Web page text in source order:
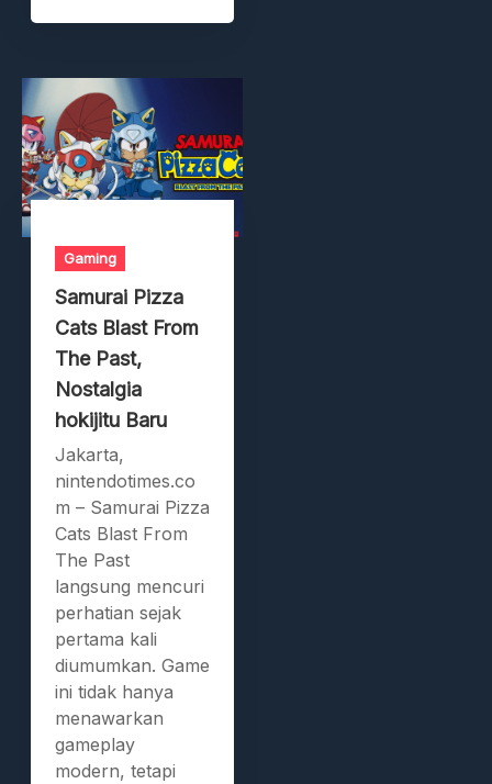
Gaming
Samurai Pizza
Cats Blast From
The Past,
Nostalgia
hokijitu Baru
Jakarta,
nintendotimes.co
m – Samurai Pizza
Cats Blast From
The Past
langsung mencuri
perhatian sejak
pertama kali
diumumkan. Game
ini tidak hanya
menawarkan
gameplay
modern, tetapi